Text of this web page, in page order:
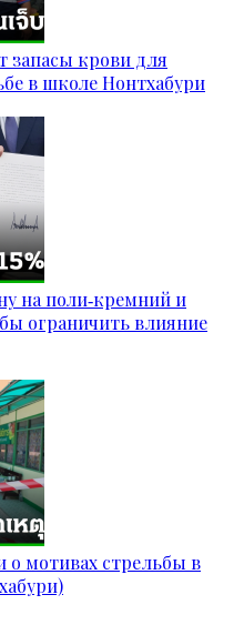
запасы крови для
в школе Нонтхабури
на поли‑кремний и
ограничить влияние
мотивах стрельбы в